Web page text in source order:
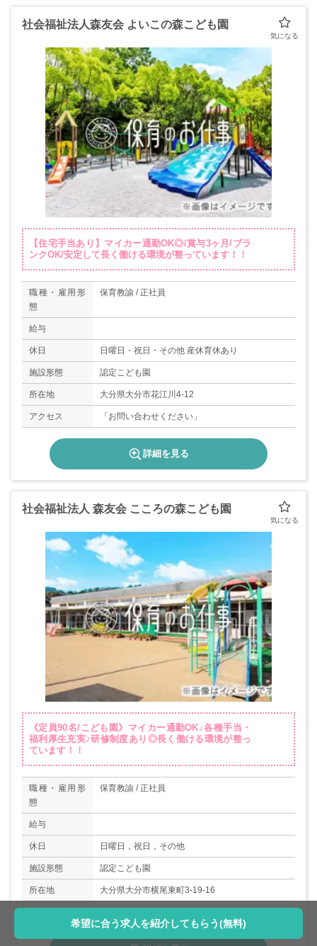
社会福祉法人森友会 よいこの森こども園
【住宅手当あり】マイカー通勤OK◎/賞与3ヶ月/ブラ
ンクOK/安定して長く働ける環境が整っています！！
職種・雇用形
態
保育教諭 / 正社員
給与
休日 日曜日・祝日・その他 産休育休あり
施設形態 認定こども園
所在地 大分県大分市花江川4-12
アクセス 「お問い合わせください」
詳細を見る
社会福祉法人 森友会 こころの森こども園
《定員90名/こども園》マイカー通勤OK♪各種手当・
福利厚生充実♪研修制度あり◎長く働ける環境が整っ
ています！！
職種・雇用形
態
保育教諭 / 正社員
給与
休日 日曜日，祝日，その他
施設形態 認定こども園
所在地 大分県大分市横尾東町3-19-16
希望に合う求人を紹介してもらう(無料)